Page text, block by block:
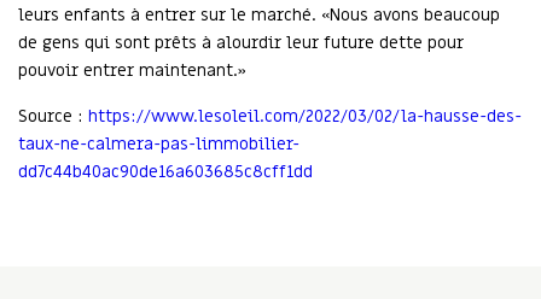
leurs enfants à entrer sur le marché. «Nous avons beaucoup
de gens qui sont prêts à alourdir leur future dette pour
pouvoir entrer maintenant.»
Source : https://www.lesoleil.com/2022/03/02/la-hausse-des-
taux-ne-calmera-pas-limmobilier-
dd7c44b40ac90de16a603685c8cff1dd